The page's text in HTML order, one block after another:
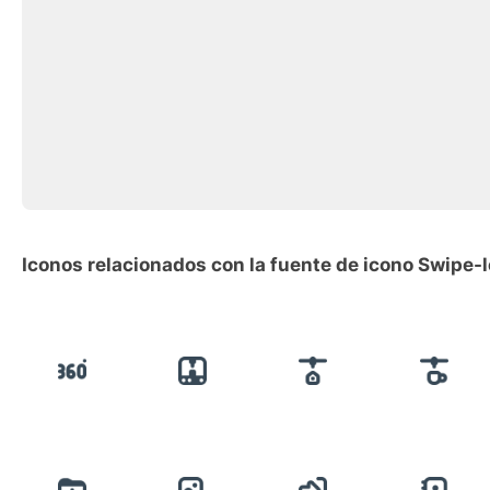
Iconos relacionados con la fuente de icono